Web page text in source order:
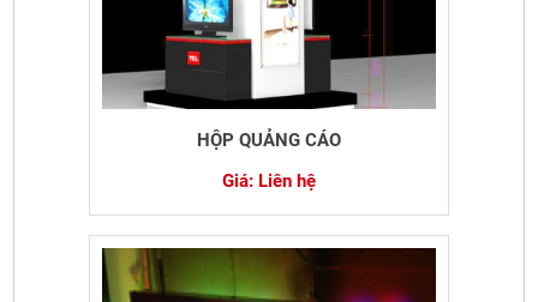
HỘP QUẢNG CÁO
Giá: Liên hệ